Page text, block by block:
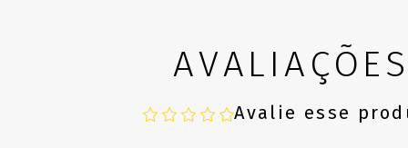
Avalie esse